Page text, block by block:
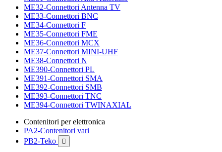
ME32-Connettori Antenna TV
ME33-Connettori BNC
ME34-Connettori F
ME35-Connettori FME
ME36-Connettori MCX
ME37-Connettori MINI-UHF
ME38-Connettori N
ME390-Connettori PL
ME391-Connettori SMA
ME392-Connettori SMB
ME393-Connettori TNC
ME394-Connettori TWINAXIAL
Contenitori per elettronica
PA2-Contenitori vari
PB2-Teko
